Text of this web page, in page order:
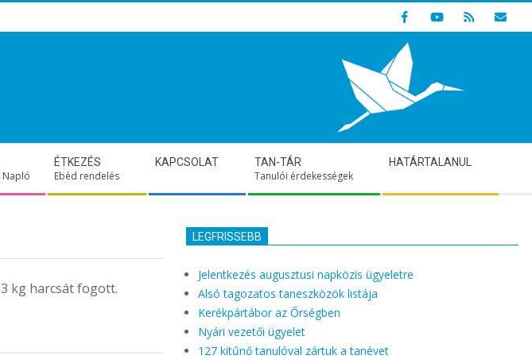
Indulunk! Hamarosan újraindul oldalunk!
Napló
ÉTKEZÉS
Ebéd rendelés
KAPCSOLAT TAN-TÁR
Tanulói érdekességek
HATÁRTALANUL
kg harcsát fogott.
LEGFRISSEBB
Jelentkezés augusztusi napközis ügyeletre
Alsó tagozatos taneszközök listája
Kerékpártábor az Őrségben
Nyári vezetői ügyelet
127 kitűnő tanulóval zártuk a tanévet